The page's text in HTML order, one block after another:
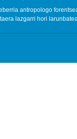
antropologo
lazgarri hori